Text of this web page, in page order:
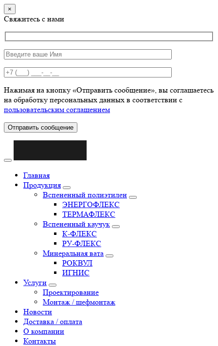
×
Свяжитесь с нами
Нажимая на кнопку «Отправить сообщение», вы соглашаетесь
на обработку персональных данных в соответствии с
пользовательским соглашением
Отправить сообщение
Главная
Продукция
Вспененный полиэтилен
ЭНЕРГОФЛЕКС
ТЕРМАФЛЕКС
Вспененный каучук
К-ФЛЕКС
РУ-ФЛЕКС
Минеральная вата
РОКВУЛ
ИГНИС
Услуги
Проектирование
Монтаж / шефмонтаж
Новости
Доставка / оплата
О компании
Контакты